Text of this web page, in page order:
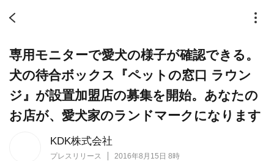
KDK株式会社
プレスリリース 2016年8月15日 8時
専用モニターで愛犬の様子が確認できる。
犬の待合ボックス『ペットの窓口 ラウン
ジ』が設置加盟店の募集を開始。あなたの
お店が、愛犬家のランドマークになります